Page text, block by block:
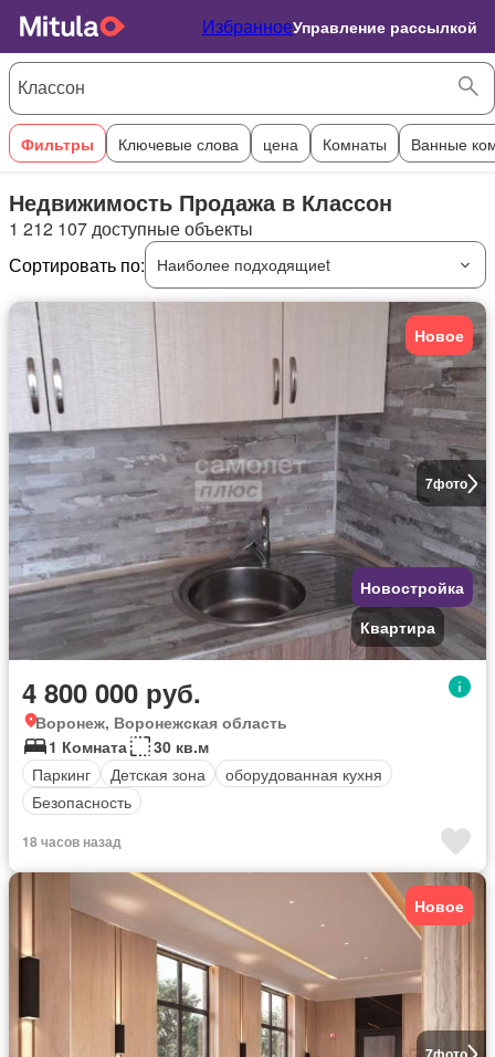
ИзбранноеУправление рассылкой
Фильтры Ключевые слова цена Комнаты Ванные
Недвижимость Продажа в Классон
1 212 107 доступные объекты
Сортировать по:
Наиболее подходящиеt
7фото
Новое
Новостройка
Квартира
4 800 000 руб.
Воронеж, Воронежская область
1 Комната
30 кв.м
Паркинг
Детская зона
оборудованная кухня
Безопасность
18 часов назад
Новое